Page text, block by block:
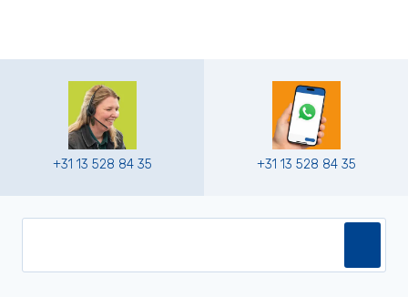
+31 13 528 84 35 +31 13 528 84 35